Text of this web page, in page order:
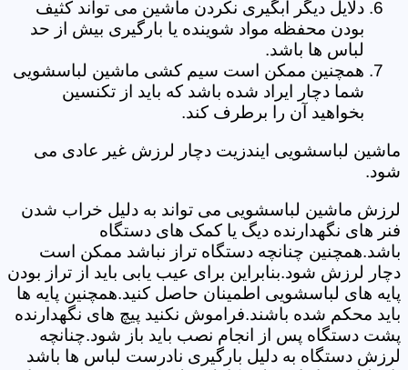
دلایل دیگر آبگیری نکردن ماشین می تواند کثیف
بودن محفظه مواد شوینده یا بارگیری بیش از حد
لباس ها باشد.
همچنین ممکن است سیم کشی ماشین لباسشویی
شما دچار ایراد شده باشد که باید از تکنسین
بخواهید آن را برطرف کند.
ماشین لباسشویی ایندزیت دچار لرزش غیر عادی می
شود.
لرزش ماشین لباسشویی می تواند به دلیل خراب شدن
فنر های نگهدارنده دیگ یا کمک های دستگاه
باشد.همچنین چنانچه دستگاه تراز نباشد ممکن است
دچار لرزش شود.بنابراین برای عیب یابی باید از تراز بودن
پایه های لباسشویی اطمینان حاصل کنید.همچنین پایه ها
باید محکم شده باشند.فراموش نکنید پیچ های نگهدارنده
پشت دستگاه پس از انجام نصب باید باز شود.چنانچه
لرزش دستگاه به دلیل بارگیری نادرست لباس ها باشد